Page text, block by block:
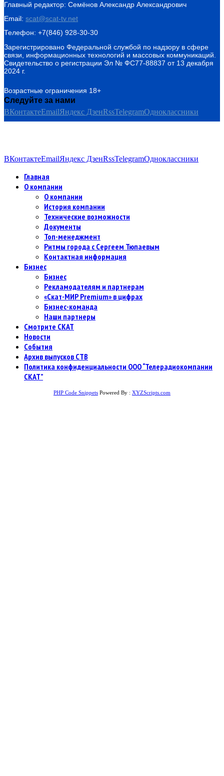
Главный редактор: Семёнов Александр Александрович
Email: scat@scat-tv.net
Телефон: +7(846) 928-30-30
Зарегистрировано Федеральной службой по надзору в сфере
связи, информационных технологий и массовых коммуникаций.
Свидетельство о регистрации Эл № ФС77-88837 от 13 декабря
2024 г.
Возрастные ограничения 18+
Следуйте за нами
ВКонтактеEmailЯндекс ДзенRssTelegramОдноклассники
ВКонтактеEmailЯндекс ДзенRssTelegramОдноклассники
Главная
О компании
О компании
История компании
Технические возможности
Документы
Топ-менеджмент
Ритмы города с Сергеем Тюпаевым
Контактная информация
Бизнес
Бизнес
Рекламодателям и партнерам
«Скат-МИР Premium» в цифрах
Бизнес-команда
Наши партнеры
Смотрите СКАТ
Новости
События
Архив выпусков СТВ
Политика конфиденциальности ООО “Телерадиокомпании
СКАТ”
PHP Code Snippets Powered By : XYZScripts.com